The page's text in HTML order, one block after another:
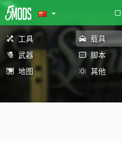
工具 载具
武器
脚本
地图
其他